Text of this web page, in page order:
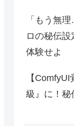
「もう無
ロの秘伝
体験せよ
【
級』に！秘